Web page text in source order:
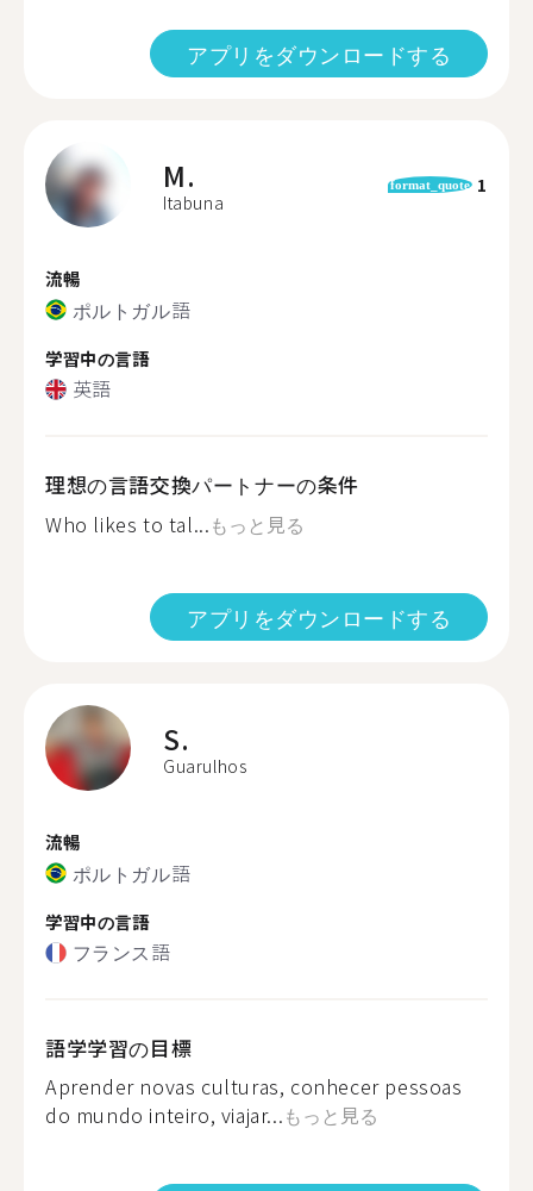
アプリをダウンロードする
M.
Itabuna
format_quote 1
流暢
ポルトガル語
学習中の言語
英語
理想の言語交換パートナーの条件
Who likes to tal...もっと見る
アプリをダウンロードする
S.
Guarulhos
流暢
ポルトガル語
学習中の言語
フランス語
語学学習の目標
Aprender novas culturas, conhecer pessoas
do mundo inteiro, viajar...もっと見る